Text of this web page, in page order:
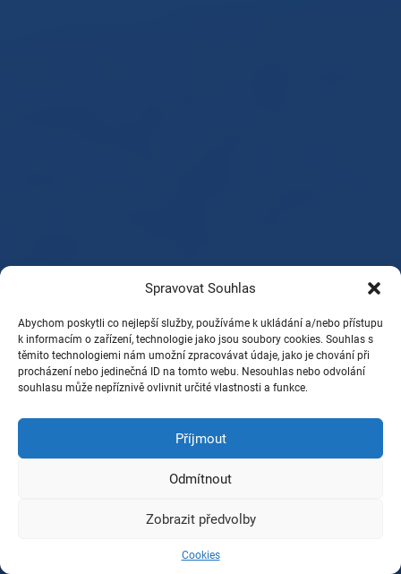
Spravovat Souhlas
Abychom poskytli co nejlepší služby, používáme k ukládání a/nebo přístupu
k informacím o zařízení, technologie jako jsou soubory cookies. Souhlas s
těmito technologiemi nám umožní zpracovávat údaje, jako je chování při
procházení nebo jedinečná ID na tomto webu. Nesouhlas nebo odvolání
souhlasu může nepříznivě ovlivnit určité vlastnosti a funkce.
Příjmout
Odmítnout
Zobrazit předvolby
Cookies